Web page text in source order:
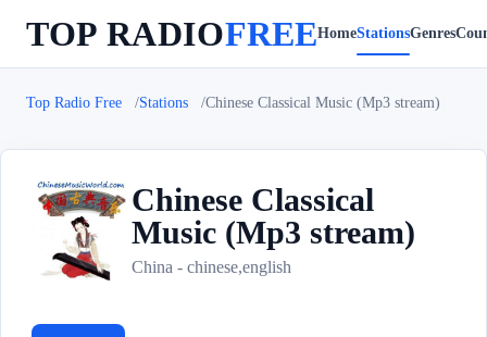
TOP RADIOFREEHomeStationsGenres
Top Radio Free Stations Chinese Classical Music (Mp3 stream)
C
Chinese Classical
Music (Mp3 stream)
China - chinese,english